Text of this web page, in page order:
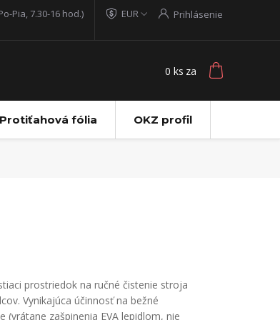
EUR Prihlásenie
Pia, 7.30-16 hod.)
0 ks za
Protiťahová fólia OKZ profil
prostriedok na ručné čistenie stroja
Vynikajúca účinnosť na bežné
(vrátane zašpinenia EVA lepidlom, nie